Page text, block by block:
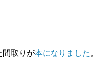
間取りが本になりました 。